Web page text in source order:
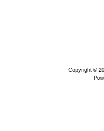
Copyright ©